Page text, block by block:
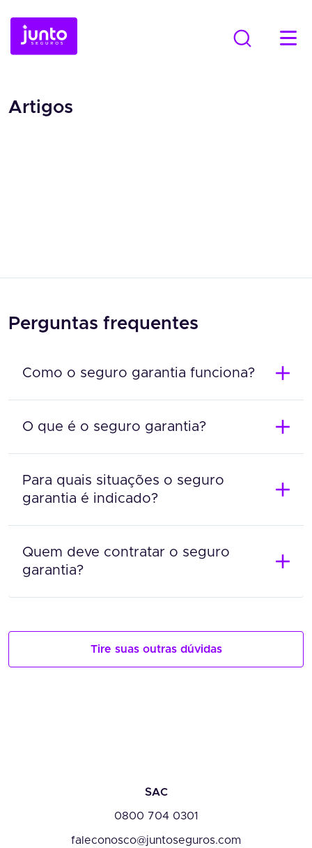
Artigos
Perguntas frequentes
Como o seguro garantia funciona?
O que é o seguro garantia?
Para quais situações o seguro
garantia é indicado?
Quem deve contratar o seguro
garantia?
Tire suas outras dúvidas
SAC
0800 704 0301
faleconosco@juntoseguros.com